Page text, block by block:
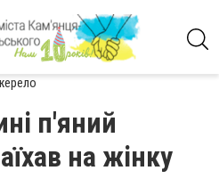
п'яний
на жінку